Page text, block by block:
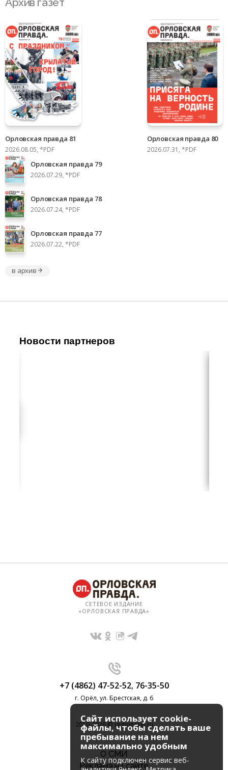
Орловская правда 81
2026.08.05, *PDF
Орловская правда 80
2026.07.31, *PDF
Орловская правда 79
2026.07.29, *PDF
Орловская правда 78
2026.07.24, *PDF
Орловская правда 77
2026.07.22, *PDF
в архив
Новости партнеров
СЕТЕВОЕ ИЗДАНИЕ
«ОРЛОВСКАЯ ПРАВДА»
+7 (4862) 47-52-52, 76-35-50
г. Орёл, ул. Брестская, д. 6
2010-2026 © regionorel.ru
О СМИ
Реклама на сайте
Сайт использует cookie-
файлы, чтобы сделать ваше
пребывание на нем
максимально удобным
К cайту подключен сервис веб-